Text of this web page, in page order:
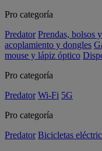
Pro categoría
Predator Prendas, bolsos
acoplamiento y dongles
mouse y lápiz óptico
Pro categoría
Predator Wi-Fi 5G
Pro categoría
Predator Bicicletas